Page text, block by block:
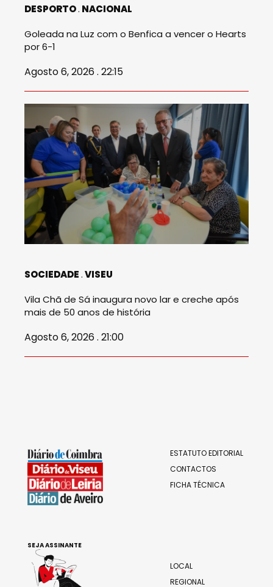
DESPORTO NACIONAL
Goleada na Luz com o Benfica a vencer o Hearts
por 6-1
Agosto 6, 2026 . 22:15
SOCIEDADE VISEU
Vila Chã de Sá inaugura novo lar e creche após
mais de 50 anos de história
Agosto 6, 2026 . 21:00
ESTATUTO EDITORIAL
CONTACTOS
FICHA TÉCNICA
LOCAL
REGIONAL
SEJA ASSINANTE